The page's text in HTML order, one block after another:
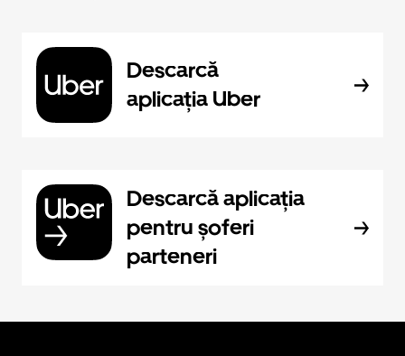
Descarcă
aplicația Uber
Descarcă aplicația
pentru șoferi
parteneri